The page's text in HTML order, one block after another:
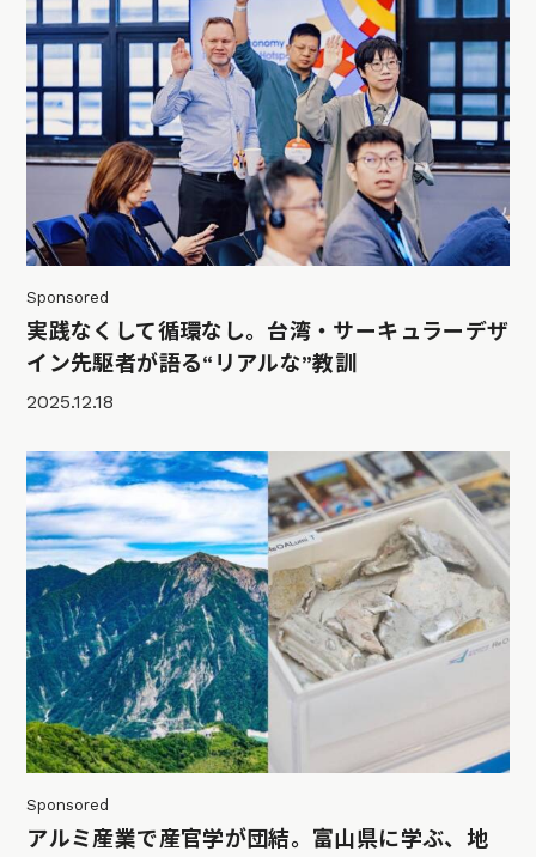
Sponsored
実践なくして循環なし。台湾・サーキュラーデザ
イン先駆者が語る“リアルな”教訓
2025.12.18
Sponsored
アルミ産業で産官学が団結。富山県に学ぶ、地